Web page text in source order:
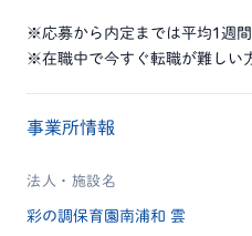
※応募から内定までは平均1週間
※在職中で今すぐ転職が難しい
事業所情報
法人・施設名
彩の調保育園南浦和 雲